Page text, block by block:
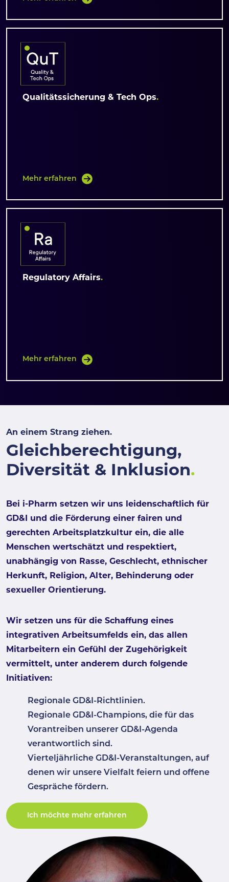
Qualitätssicherung & Tech Ops
Mehr erfahren
Regulatory Affairs
Mehr erfahren
An einem Strang ziehen.
Gleichberechtigung,
Diversität & Inklusion.
Bei i-Pharm setzen wir uns leidenschaftlich für
GD&I und die Förderung einer fairen und
gerechten Arbeitsplatzkultur ein, die alle
Menschen wertschätzt und respektiert,
unabhängig von Rasse, Geschlecht, ethnischer
Herkunft, Religion, Alter, Behinderung oder
sexueller Orientierung.
Wir setzen uns für die Schaffung eines
integrativen Arbeitsumfelds ein, das allen
Mitarbeitern ein Gefühl der Zugehörigkeit
vermittelt, unter anderem durch folgende
Initiativen:
Regionale GD&I-Richtlinien.
Regionale GD&I-Champions, die für das
Vorantreiben unserer GD&I-Agenda
verantwortlich sind.
Vierteljährliche GD&I-Veranstaltungen, auf
denen wir unsere Vielfalt feiern und offene
Gespräche fördern.
Ich möchte mehr erfahren